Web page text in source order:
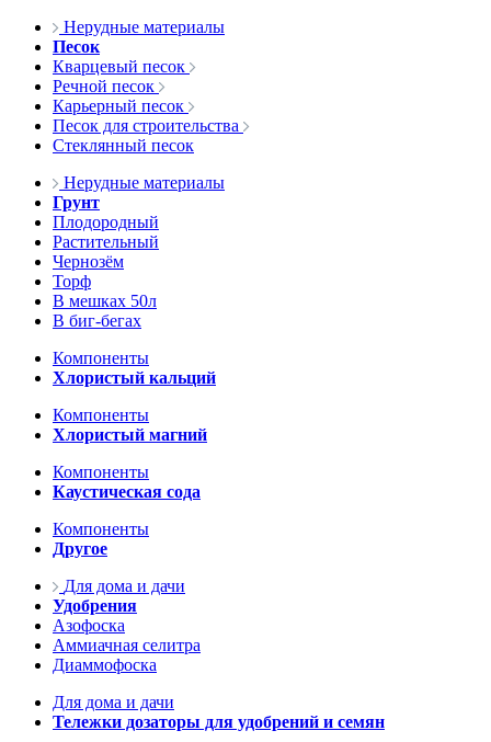
Нерудные материалы
Песок
Кварцевый песок
Речной песок
Карьерный песок
Песок для строительства
Стеклянный песок
Нерудные материалы
Грунт
Плодородный
Растительный
Чернозём
Торф
В мешках 50л
В биг-бегах
Компоненты
Хлористый кальций
Компоненты
Хлористый магний
Компоненты
Каустическая сода
Компоненты
Другое
Для дома и дачи
Удобрения
Азофоска
Аммиачная селитра
Диаммофоска
Для дома и дачи
Тележки дозаторы для удобрений и семян